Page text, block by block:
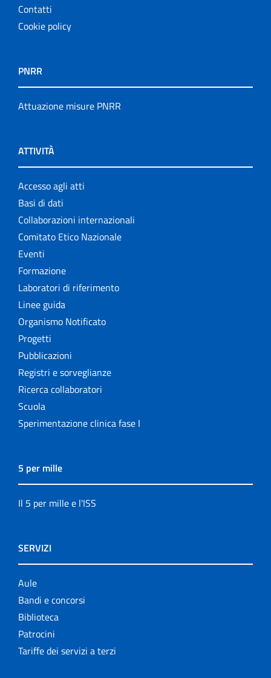
Contatti
Cookie policy
PNRR
Attuazione misure PNRR
ATTIVITÀ
Accesso agli atti
Basi di dati
Collaborazioni internazionali
Comitato Etico Nazionale
Eventi
Formazione
Laboratori di riferimento
Linee guida
Organismo Notificato
Progetti
Pubblicazioni
Registri e sorveglianze
Ricerca collaboratori
Scuola
Sperimentazione clinica fase I
5 per mille
Il 5 per mille e l'ISS
SERVIZI
Aule
Bandi e concorsi
Biblioteca
Patrocini
Tariffe dei servizi a terzi